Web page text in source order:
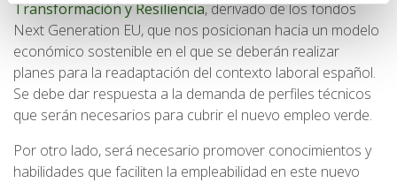
Transformación y Resiliencia, derivado de los fondos
Next Generation EU, que nos posicionan hacia un modelo
económico sostenible en el que se deberán realizar
planes para la readaptación del contexto laboral español.
Se debe dar respuesta a la demanda de perfiles técnicos
que serán necesarios para cubrir el nuevo empleo verde.
Por otro lado, será necesario promover conocimientos y
habilidades que faciliten la empleabilidad en este nuevo